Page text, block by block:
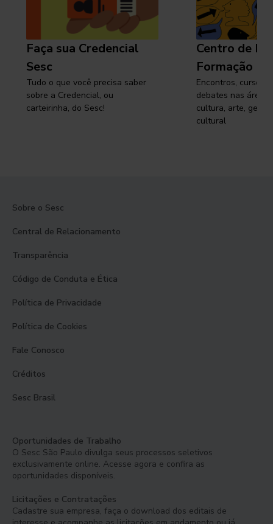
Faça sua Credencial
Sesc
Tudo o que você precisa saber
sobre a Credencial, ou
carteirinha, do Sesc!
Centro de
Formação
Encontros, cursos,
debates nas áreas
cultura, arte,
cultural
Sobre o Sesc
Central de Relacionamento
Transparência
Código de Conduta e Ética
Política de Privacidade
Política de Cookies
Fale Conosco
Créditos
Sesc Brasil
Oportunidades de Trabalho
O Sesc São Paulo divulga seus processos seletivos
exclusivamente online. Acesse agora e confira as
oportunidades disponíveis.
Licitações e Contratações
Cadastre sua empresa, faça o download dos editais de